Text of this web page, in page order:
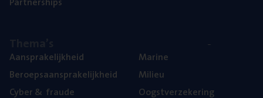
Aan­spra­ke­lijk­heid
Beroeps­aan­spra­ke­lijk­heid
Cyber& fraude
Mari­ne
Mili­eu
Oogst­ver­ze­ke­ring